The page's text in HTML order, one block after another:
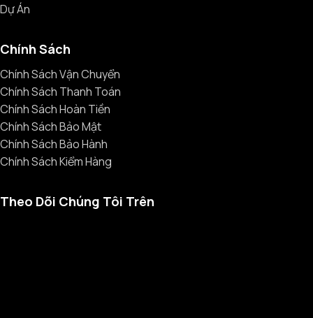
Dự Án
Chính Sách
Chính Sách Vận Chuyển
Chính Sách Thanh Toán
Chính Sách Hoàn Tiền
Chính Sách Bảo Mật
Chính Sách Bảo Hành
Chính Sách Kiểm Hàng
Theo Dõi Chúng Tôi Trên